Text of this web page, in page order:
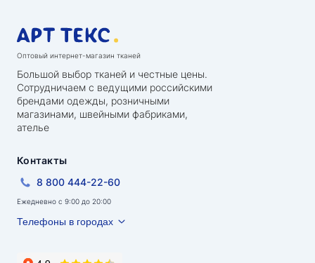
Оптовый интернет-магазин тканей
Большой выбор тканей и честные цены.
Сотрудничаем с ведущими российскими
брендами одежды, розничными
магазинами, швейными фабриками,
ателье
Контакты
8 800 444-22-60
Ежедневно с 9:00 до 20:00
Телефоны в городах